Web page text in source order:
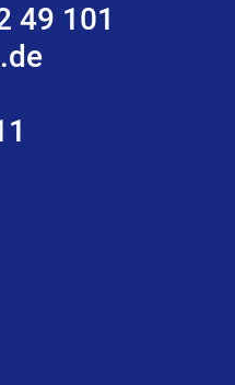
49 101